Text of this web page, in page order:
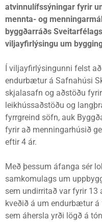
atvinnulífssýningar fyrir
mennta- og
byggðarráðs
viljayfirlýsingu um
Í viljayfirlýsingunni felst
endurbætur á Safnahúsi
skjalasafn og aðstöðu
leikhússaðstöðu og
fyrrgreind söfn, auk
fyrir að menningarhúsið
eftir 4 ár.
Með þessum áfanga sér
samkomulags um
sem undirritað var fyrir 13
kveðið á um endurbætur
sem áhersla yrði lögð á